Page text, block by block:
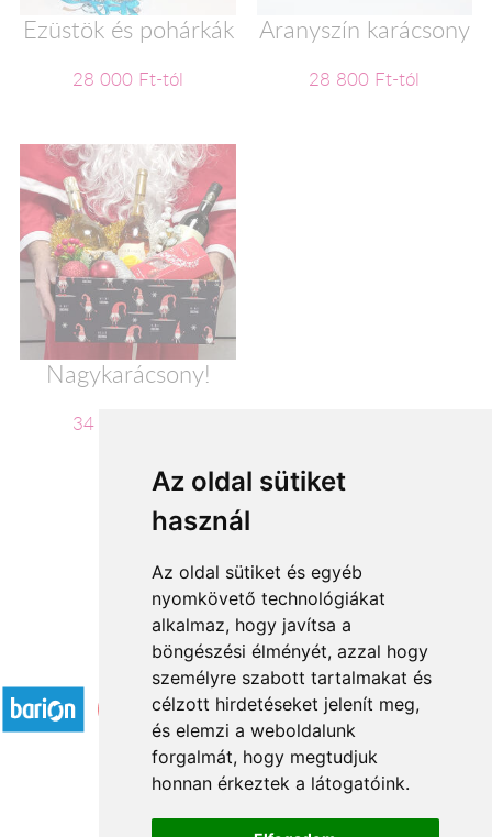
Az oldal sütiket
használ
Az oldal sütiket és egyéb
nyomkövető technológiákat
alkalmaz, hogy javítsa a
böngészési élményét, azzal hogy
személyre szabott tartalmakat és
célzott hirdetéseket jelenít meg,
és elemzi a weboldalunk
forgalmát, hogy megtudjuk
honnan érkeztek a látogatóink.
Ezüstök és pohárkák
28 000 Ft-tól
Aranyszín karácsony
28 800 Ft-tól
Nagykarácsony!
34 120 Ft-tól
1 2 ...
Elfogadott fizetési módok
Á.SZ.F.